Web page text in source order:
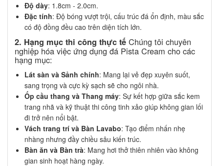
Độ dày: 1.8cm - 2.0cm.
Đặc tính: Độ bóng vượt trội, cấu trúc đá ổn định, màu sắc
có độ đồng đều cao trên diện tích lớn.
2. Hạng mục thi công thực tế Chúng tôi chuyên
nghiệp hóa việc ứng dụng đá Pista Cream cho các
hạng mục:
Lát sàn và Sảnh chính: Mang lại vẻ đẹp xuyên suốt,
sang trọng và cực kỳ sạch sẽ cho ngôi nhà.
Ốp cầu thang và Thang máy: Sự kết hợp giữa sắc kem
trang nhã và kỹ thuật thi công tinh xảo giúp không gian lối
đi trở nên nổi bật.
Vách trang trí và Bàn Lavabo: Tạo điểm nhấn nhẹ
nhàng nhưng đầy chiều sâu kiến trúc.
Bàn ăn và Bàn trà: Mang hơi thở thiên nhiên vào không
gian sinh hoạt hàng ngày.